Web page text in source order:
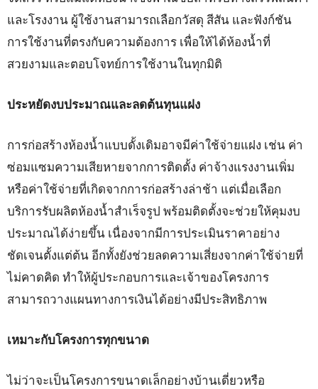
และโรงงาน ผู้ใช้งานสามารถเลือกวัสดุ สีสัน และฟังก์ชัน
การใช้งานที่ตรงกับความต้องการ เพื่อให้ได้ห้องน้ำที่
สวยงามและตอบโจทย์การใช้งานในทุกมิติ
ประหยัดงบประมาณและลดต้นทุนแฝง
การก่อสร้างห้องน้ำแบบดั้งเดิมอาจมีค่าใช้จ่ายแฝง เช่น ค่า
ซ่อมแซมความเสียหายจากการติดตั้ง ค่าจ้างแรงงานเพิ่ม
หรือค่าใช้จ่ายที่เกิดจากการก่อสร้างล่าช้า แต่เมื่อเลือก
บริการรับผลิตห้องน้ำสำเร็จรูป พร้อมติดตั้งจะช่วยให้คุมงบ
ประมาณได้ง่ายขึ้น เนื่องจากมีการประเมินราคาอย่าง
ชัดเจนตั้งแต่ต้น อีกทั้งยังช่วยลดความเสี่ยงจากค่าใช้จ่ายที่
ไม่คาดคิด ทำให้ผู้ประกอบการและเจ้าของโครงการ
สามารถวางแผนทางการเงินได้อย่างมีประสิทธิภาพ
เหมาะกับโครงการทุกขนาด
ไม่ว่าจะเป็นโครงการขนาดเล็กอย่างบ้านเดี่ยวหรือ